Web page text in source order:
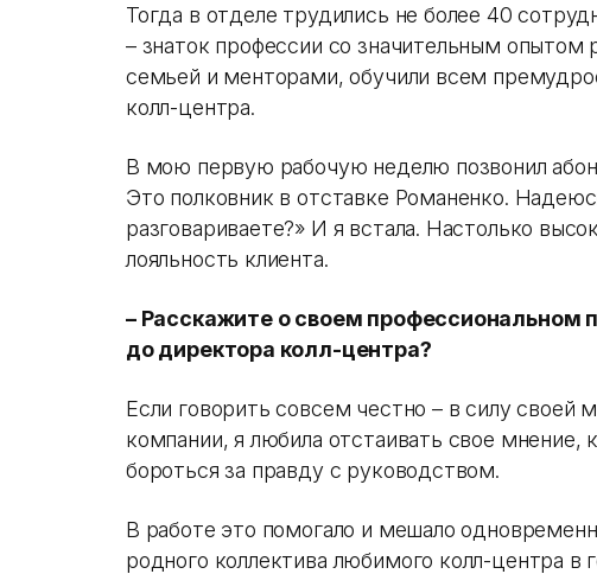
Тогда в отделе трудились не более 40
– знаток профессии со значительным
семьей и менторами, обучили всем
колл-центра.
В мою первую рабочую неделю позвонил
Это полковник в отставке Романенко.
разговариваете?» И я встала. Настолько
лояльность клиента.
– Расскажите о своем профессиональном
до директора колл-центра?
Если говорить совсем честно – в силу своей
компании, я любила отстаивать свое мнение,
бороться за правду с руководством.
В работе это помогало и мешало
родного коллектива любимого колл-центра в